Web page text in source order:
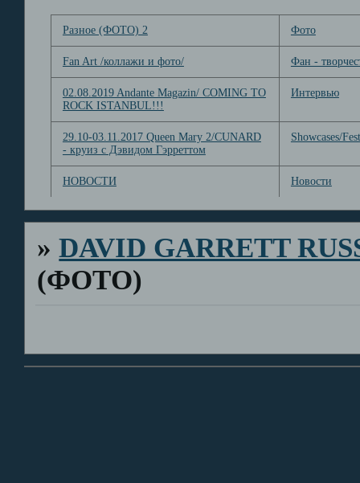
Разное (ФОТО) 2 Фото
Fan Art /коллажи и фото/ Фан -
02.08.2019 Andante Magazin/ COMING TO
ROCK ISTANBUL!!!
Интервью
29.10-03.11.2017 Queen Mary 2/CUNARD
- круиз с Дэвидом Гэрреттом
Showcases/
НОВОСТИ Новости
»DAVID GARRETT
(ФОТО)